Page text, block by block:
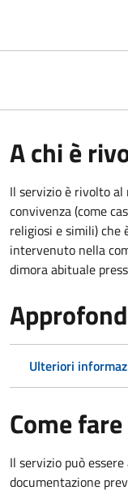
A chi è
Il servizio è rivolto
convivenza (come
religiosi e simili)
intervenuto nella
dimora abituale
Ulteriori
Come fare
Il servizio può
documentazione